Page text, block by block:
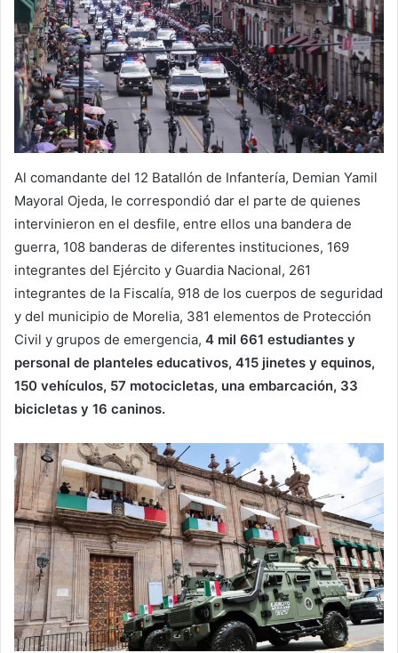
Al comandante del 12 Batallón de Infantería, Demian Yamil
Mayoral Ojeda, le correspondió dar el parte de quienes
intervinieron en el desfile, entre ellos una bandera de
guerra, 108 banderas de diferentes instituciones, 169
integrantes del Ejército y Guardia Nacional, 261
integrantes de la Fiscalía, 918 de los cuerpos de seguridad
y del municipio de Morelia, 381 elementos de Protección
Civil y grupos de emergencia, 4 mil 661 estudiantes y
personal de planteles educativos, 415 jinetes y equinos,
150 vehículos, 57 motocicletas, una embarcación, 33
bicicletas y 16 caninos.